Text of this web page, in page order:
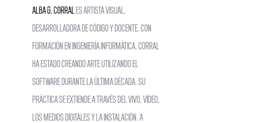
ALBA G. CORRAL es artista visual,
desarrolladora de código y docente. Con
formación en ingeniería informática, Corral
ha estado creando arte utilizando el
software durante la última década. Su
práctica se extiende a través del vivo, vídeo,
los medios digitales y la instalación. A